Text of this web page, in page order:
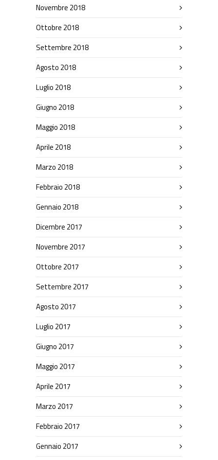
Novembre 2018
Ottobre 2018
Settembre 2018
Agosto 2018
Luglio 2018
Giugno 2018
Maggio 2018
Aprile 2018
Marzo 2018
Febbraio 2018
Gennaio 2018
Dicembre 2017
Novembre 2017
Ottobre 2017
Settembre 2017
Agosto 2017
Luglio 2017
Giugno 2017
Maggio 2017
Aprile 2017
Marzo 2017
Febbraio 2017
Gennaio 2017